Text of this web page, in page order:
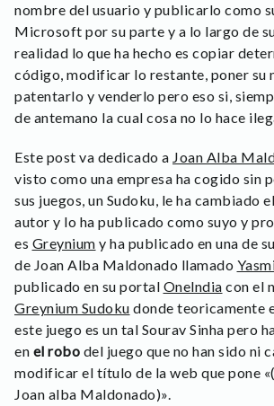
nombre del usuario y publicarlo como
Microsoft por su parte y a lo largo de
realidad lo que ha hecho es copiar
código, modificar lo restante, poner su
patentarlo y venderlo pero eso si,
de antemano la cual cosa no lo hace
Este post va dedicado a Joan Alba
visto como una empresa ha cogido sin
sus juegos, un Sudoku, le ha cambiado
autor y lo ha publicado como suyo y
es Greynium y ha publicado en una de
de Joan Alba Maldonado llamado
publicado en su portal Onelndia con el
Greynium Sudoku donde teoricamente
este juego es un tal Sourav Sinha pero
en el robo del juego que no han sido ni
modificar el título de la web que pone
Joan alba Maldonado)».